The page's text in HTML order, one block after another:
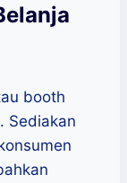
booth
Sediakan